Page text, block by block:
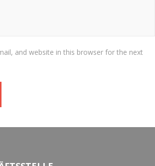
and website in this browser for the next